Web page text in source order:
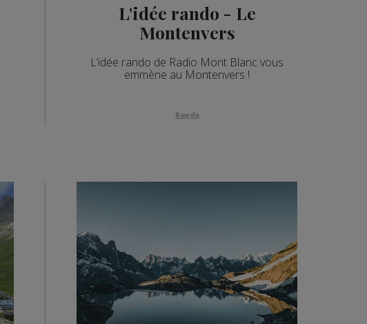
L'idée rando - Le
Montenvers
L’idée rando de Radio Mont Blanc vous
emmène au Montenvers !
Rando